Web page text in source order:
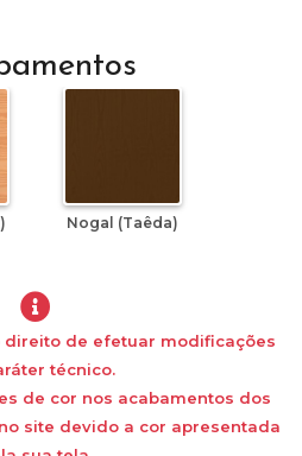
Nogal (Taêda)
direito de efetuar modificações
técnico.
de cor nos acabamentos dos
site devido a cor apresentada